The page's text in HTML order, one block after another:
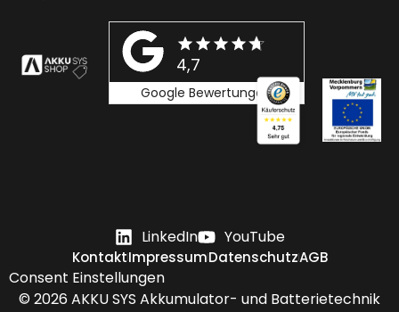
4,7
Google Bewertungen
LinkedIn YouTube
KontaktImpressumDatenschutzAGB
Consent Einstellungen
© 2026 AKKU SYS Akkumulator- und Batterietechnik